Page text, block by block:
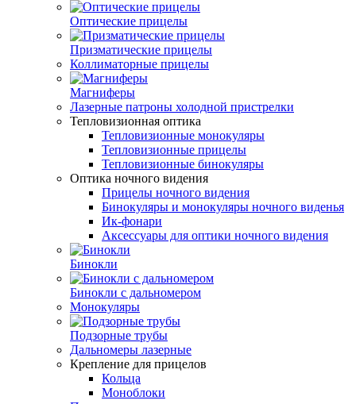
Оптические прицелы
Призматические прицелы
Коллиматорные прицелы
Магниферы
Лазерные патроны холодной пристрелки
Тепловизионная оптика
Тепловизионные монокуляры
Тепловизионные прицелы
Тепловизионные бинокуляры
Оптика ночного видения
Прицелы ночного видения
Бинокуляры и монокуляры ночного виденья
Ик-фонари
Аксессуары для оптики ночного видения
Бинокли
Бинокли с дальномером
Монокуляры
Подзорные трубы
Дальномеры лазерные
Крепление для прицелов
Кольца
Моноблоки